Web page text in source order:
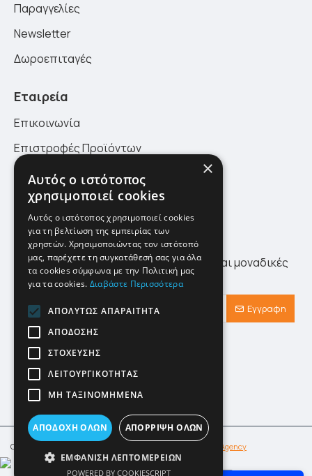
Παραγγελίες
Newsletter
Δωροεπιταγές
Εταιρεία
Επικοινωνία
Επιστροφές Προϊόντων
Πολιτική Επιστροφών
Site Map
Newsletter
Λάβετε πρώτοι τα τελευταία νέα αλλά και μοναδικές
προσφορές αποκλειστικά για εσάς!
Εγγραφη
Έχω διαβάσει και αποδέχομαι τους
Προστασία Προσωπικών Δεδομένων
Copyright © klimafot.com. Designed & Developed by IMBnet Agency
Φίλτρα
×
Αυτός ο ιστότοπος
χρησιμοποιεί cookies
Αυτός ο ιστότοπος χρησιμοποιεί cookies
για τη βελτίωση της εμπειρίας των
χρηστών. Χρησιμοποιώντας τον ιστότοπό
μας, παρέχετε τη συγκατάθεσή σας για όλα
τα cookies σύμφωνα με την Πολιτική μας
για τα cookies. Διαβάστε Περισσότερα
ΑΠΟΛΎΤΩΣ ΑΠΑΡΑΊΤΗΤΑ
ΑΠΌΔΟΣΗΣ
ΣΤΌΧΕΥΣΗΣ
ΛΕΙΤΟΥΡΓΙΚΌΤΗΤΑΣ
ΜΗ ΤΑΞΙΝΟΜΗΜΈΝΑ
ΑΠΟΔΟΧΉ ΌΛΩΝ ΑΠΌΡΡΙΨΗ ΌΛΩΝ
ΕΜΦΆΝΙΣΗ ΛΕΠΤΟΜΕΡΕΙΏΝ
POWERED BY COOKIESCRIPT